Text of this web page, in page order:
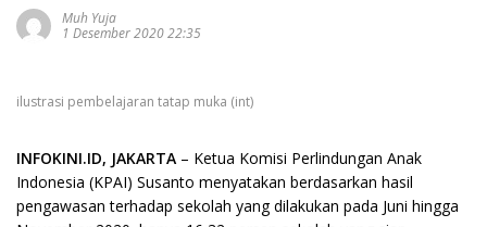
Muh Yuja
1 Desember 2020 22:35
ilustrasi pembelajaran tatap muka (int)
INFOKINI.ID, JAKARTA – Ketua Komisi Perlindungan Anak
Indonesia (KPAI) Susanto menyatakan berdasarkan hasil
pengawasan terhadap sekolah yang dilakukan pada Juni hingga